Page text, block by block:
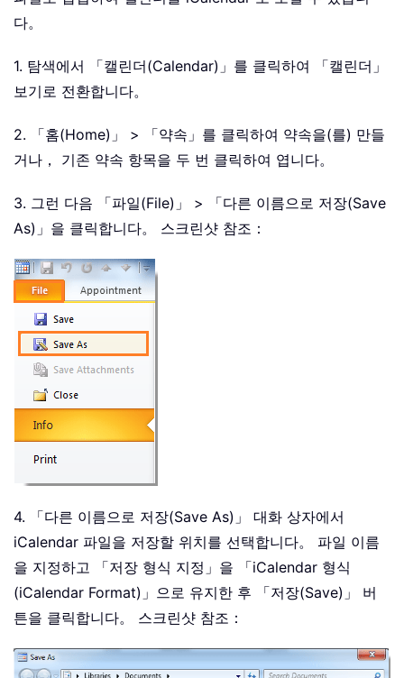
다。
1. 탐색에서 「캘린더(Calendar)」를 클릭하여 「캘린더」
보기로 전환합니다。
2. 「홈(Home)」 > 「약속」를 클릭하여 약속을(를) 만들
거나， 기존 약속 항목을 두 번 클릭하여 엽니다。
3. 그런 다음 「파일(File)」 > 「다른 이름으로 저장(Save
As)」을 클릭합니다。 스크린샷 참조：
4. 「다른 이름으로 저장(Save As)」 대화 상자에서
iCalendar 파일을 저장할 위치를 선택합니다。 파일 이름
을 지정하고 「저장 형식 지정」을 「iCalendar 형식
(iCalendar Format)」으로 유지한 후 「저장(Save)」 버
튼을 클릭합니다。 스크린샷 참조：